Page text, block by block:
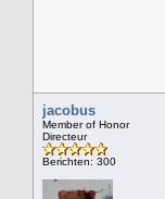
jacobus
Member of Honor
Directeur
Berichten: 300